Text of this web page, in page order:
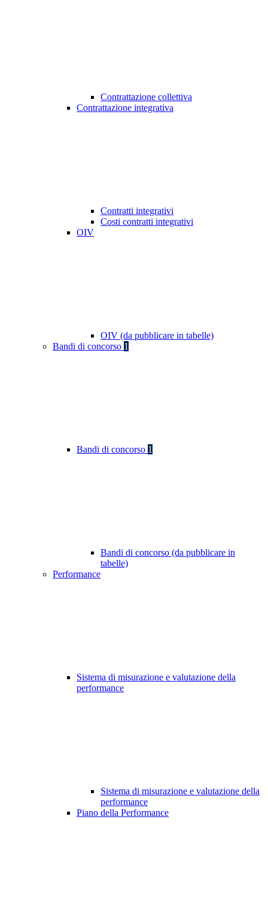
Contrattazione collettiva
Contrattazione integrativa
Contratti integrativi
Costi contratti integrativi
OIV
OIV (da pubblicare in tabelle)
Bandi di concorso 1
Bandi di concorso 1
Bandi di concorso (da pubblicare in
tabelle)
Performance
Sistema di misurazione e valutazione della
performance
Sistema di misurazione e valutazione della
performance
Piano della Performance